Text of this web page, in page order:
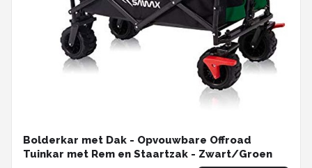
Bolderkar met Dak - Opvouwbare Offroad
Tuinkar met Rem en Staartzak - Zwart/Groen